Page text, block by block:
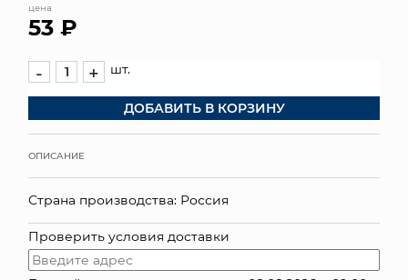
ПОДАРОЧНЫЕ КАРТЫ
ДОСТАВКА И ОПЛАТА
цена
53 ₽
- + шт.
ДОБАВИТЬ В КОРЗИНУ
ОПИСАНИЕ
Страна производства: Россия
Проверить условия доставки